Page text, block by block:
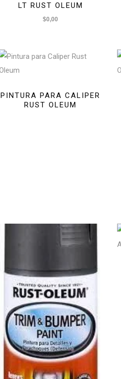
LT RUST OLEUM
$0,00
PINTURA PARA CALIPER
RUST OLEUM